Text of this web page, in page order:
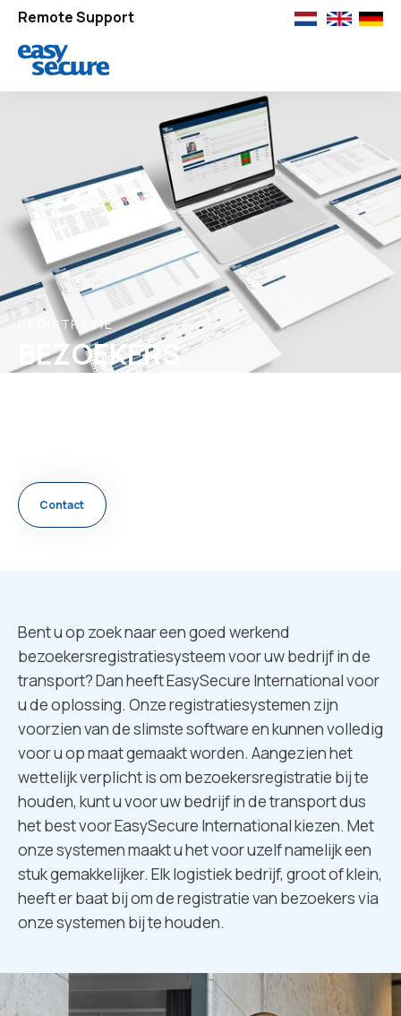
Remote Support
REGISTRATIE
BEZOEKERS
REGISTRATIESYSTEEM
Contact
Bent u op zoek naar een goed werkend
bezoekersregistratiesysteem voor uw bedrijf in de
transport? Dan heeft EasySecure International voor
u de oplossing. Onze registratiesystemen zijn
voorzien van de slimste software en kunnen volledig
voor u op maat gemaakt worden. Aangezien het
wettelijk verplicht is om bezoekersregistratie bij te
houden, kunt u voor uw bedrijf in de transport dus
het best voor EasySecure International kiezen. Met
onze systemen maakt u het voor uzelf namelijk een
stuk gemakkelijker. Elk logistiek bedrijf, groot of klein,
heeft er baat bij om de registratie van bezoekers via
onze systemen bij te houden.